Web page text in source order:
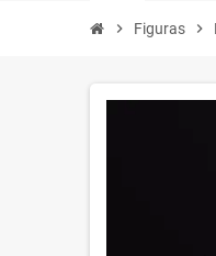
chevron_right Figuras chevron_right